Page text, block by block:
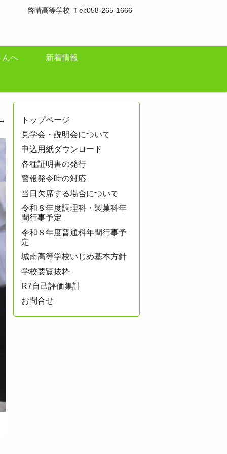
啓晴高等学校 Ｔel:058-265-1666
んへ 新着情報
トップページ
見学会・説明会について
申込用紙ダウンロード
各種証明書の発行
警報発令時の対応
当日欠席する場合について
令和８年度調理科・製菓科年
間行事予定
令和８年度普通科年間行事予
定
城南高等学校いじめ基本方針
学校要覧抜粋
R7自己評価集計
お問合せ